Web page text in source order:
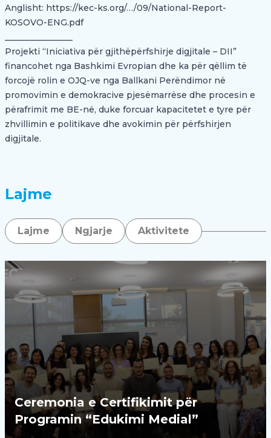
Anglisht: https://kec-ks.org/…/09/National-Report-
KOSOVO-ENG.pdf
Projekti “Iniciativa për gjithëpërfshirje digjitale – DII”
financohet nga Bashkimi Evropian dhe ka për qëllim të
forcojë rolin e OJQ-ve nga Ballkani Perëndimor në
promovimin e demokracive pjesëmarrëse dhe procesin e
përafrimit me BE-në, duke forcuar kapacitetet e tyre për
zhvillimin e politikave dhe avokimin për përfshirjen
digjitale.
Lajme
Lajme Ngjarje Aktivitete
Ceremonia e Certifikimit për
Programin “Edukimi Medial”